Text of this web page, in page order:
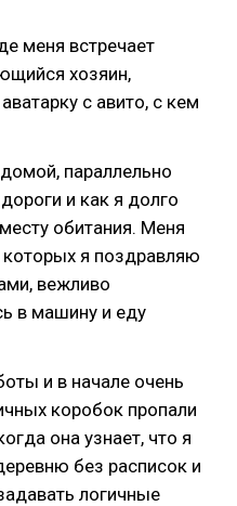
меня встречает
хозяин,
с авито, с кем
параллельно
и как я долго
обитания. Меня
я поздравляю
вежливо
в машину и еду
и в начале очень
коробок пропали
она узнает, что я
без расписок и
логичные